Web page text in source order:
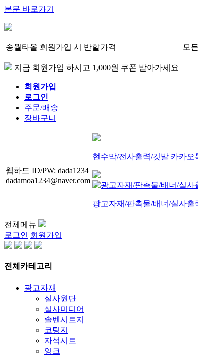
본문 바로가기
송월타올 회원가입 시 반할가격 모
지금 회원가입 하시고 1,000원 쿠폰 받아가세요
회원가입|
로그인|
주문/배송|
장바구니
웹하드 ID/PW: dada1234
dadamoa1234@naver.com
현수막/전사출력/깃발 카카오
광고자재/판촉물/배너/실사출
전체메뉴
로그인 회원가입
전체카테고리
광고자재
실사원단
실사미디어
솔벤시트지
코팅지
자석시트
잉크